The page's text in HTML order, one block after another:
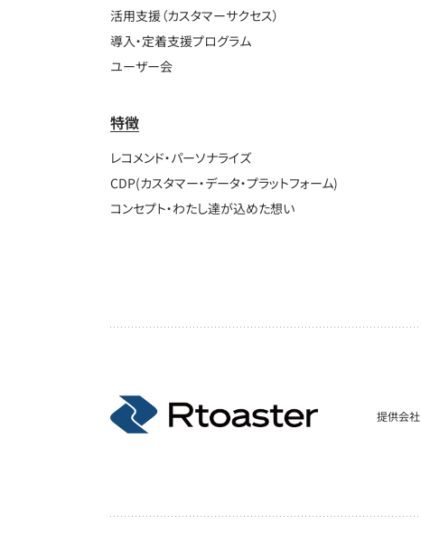
活用支援（カスタマーサクセス）
導入・定着支援プログラム
ユーザー会
特徴
レコメンド・パーソナライズ
CDP(カスタマー・データ・プラットフォーム)
コンセプト・わたし達が込めた想い
提供会社